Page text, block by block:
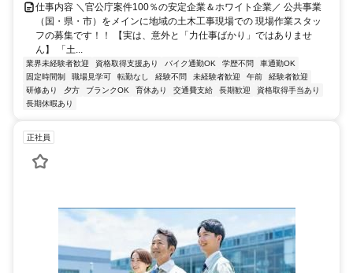
仕事内容 ＼官公庁案件100％の安定企業＆ホワイト企業／ 公共事業
（国・県・市）をメインに地域の土木工事現場での 現場作業スタッ
フの募集です！！ 【実は、意外と「力仕事ばかり」ではありませ
ん】 「土...
業界未経験者歓迎 資格取得支援あり バイク通勤OK 学歴不問
車通勤OK
固定時間制
職場見学可 転勤なし 経験不問 未経験者歓迎 午前
経験者歓迎
研修あり
夕方 ブランクOK 育休あり 交通費支給 長期歓迎
資格取得手当あり
長期休暇あり
正社員